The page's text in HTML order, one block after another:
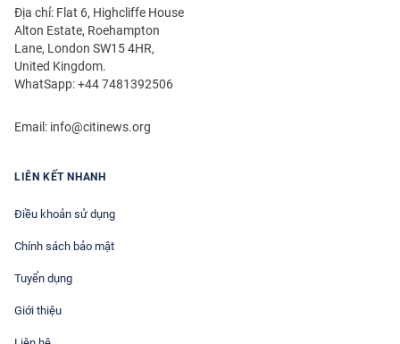
Địa chỉ: Flat 6, Highcliffe House
Alton Estate, Roehampton
Lane, London SW15 4HR,
United Kingdom.
WhatSapp: +44 7481392506
Email: info@citinews.org
LIÊN KẾT NHANH
Điều khoản sử dụng
Chính sách bảo mật
Tuyển dụng
Giới thiệu